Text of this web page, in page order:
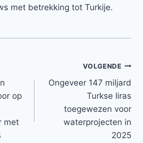
met betrekking tot Turkije.
op
met
VOLGENDE
Ongeveer 147 miljard
Turkse liras
toegewezen voor
waterprojecten in
2025